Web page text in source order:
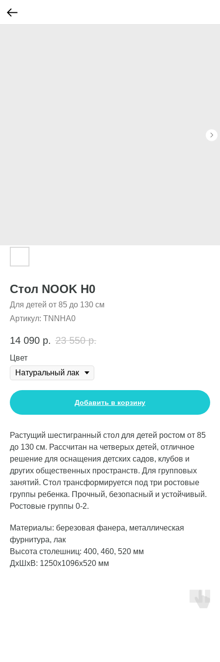
Стол NOOK H0
Для детей от 85 до 130 см
Артикул: TNNHA0
14 090 р. 23 550 р.
Цвет
Добавить в корзину
Растущий шестигранный стол для детей ростом от 85
до 130 см. Рассчитан на четверых детей, отличное
решение для оснащения детских садов, клубов и
других общественных пространств. Для групповых
занятий. Стол трансформируется под три ростовые
группы ребенка. Прочный, безопасный и устойчивый.
Ростовые группы 0-2.
Материалы: березовая фанера, металлическая
фурнитура, лак
Высота столешниц: 400, 460, 520 мм
ДxШxВ: 1250x1096x520 мм